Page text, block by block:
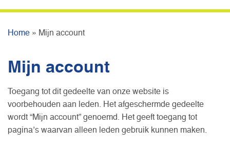
Home » Mijn account
Mijn account
Toegang tot dit gedeelte van onze website is
voorbehouden aan leden. Het afgeschermde gedeelte
wordt “Mijn account” genoemd. Het geeft toegang tot
pagina’s waarvan alleen leden gebruik kunnen maken.